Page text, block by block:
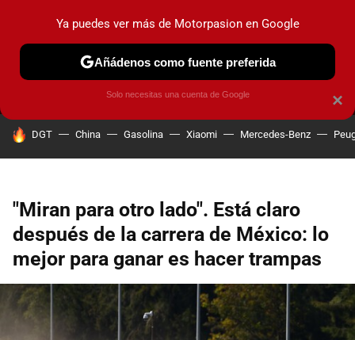
MENÚ NUEVO
COCHES ELÉCTRICOS OBSERVATORIO
HOY SE HABLA DE
DGT China Gasolina Xiaomi Mercedes-Benz
"Miran para otro lado". Está claro
después de la carrera de México: lo
mejor para ganar es hacer trampas
×
Ya puedes ver más de Motorpasion en Google
Añádenos como fuente preferida
Solo necesitas una cuenta de Google